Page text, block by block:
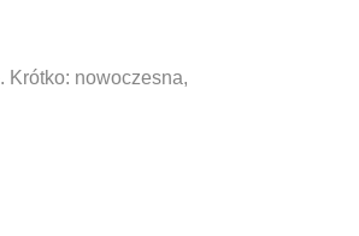
Krótko: nowoczesna,